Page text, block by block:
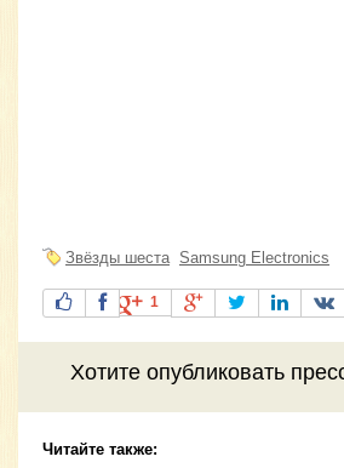
Звёзды шеста Samsung Electronics
1
Хотите опубликовать
Читайте также: